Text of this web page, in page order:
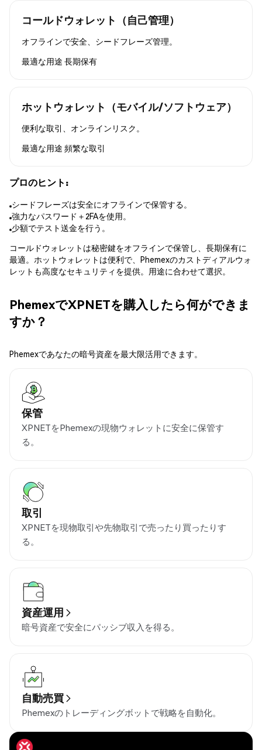
コールドウォレット（自己管理）
オフラインで安全、シードフレーズ管理。
最適な用途 長期保有
ホットウォレット（モバイル/ソフトウェア）
便利な取引、オンラインリスク。
最適な用途 頻繁な取引
プロのヒント:
シードフレーズは安全にオフラインで保管する。
強力なパスワード＋2FAを使用。
少額でテスト送金を行う。
コールドウォレットは秘密鍵をオフラインで保管し、長期保有に
最適。ホットウォレットは便利で、Phemexのカストディアルウォ
レットも高度なセキュリティを提供。用途に合わせて選択。
PhemexでXPNETを購入したら何ができま
すか？
Phemexであなたの暗号資産を最大限活用できます。
保管
XPNETをPhemexの現物ウォレットに安全に保管す
る。
取引
XPNETを現物取引や先物取引で売ったり買ったりす
る。
資産運用
暗号資産で安全にパッシブ収入を得る。
自動売買
Phemexのトレーディングボットで戦略を自動化。